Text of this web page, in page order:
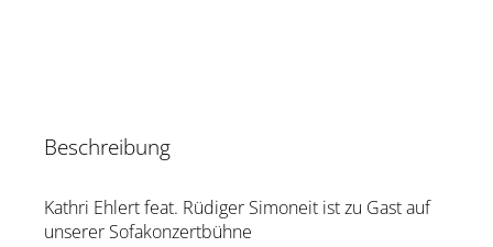
Beschreibung
Kathri Ehlert feat. Rüdiger Simoneit ist zu Gast auf
unserer Sofakonzertbühne